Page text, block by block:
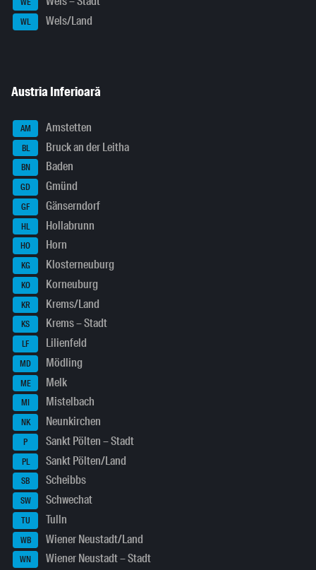
WE
WL Wels/Land
Austria Inferioară
AM Amstetten
BL Bruck an der Leitha
BN Baden
GD Gmünd
GF Gänserndorf
HL Hollabrunn
HO Horn
KG Klosterneuburg
KO Korneuburg
KR Krems/Land
KS Krems – Stadt
LF Lilienfeld
MD Mödling
ME Melk
MI Mistelbach
NK Neunkirchen
P Sankt Pölten – Stadt
PL Sankt Pölten/Land
SB Scheibbs
SW Schwechat
TU Tulln
WB Wiener Neustadt/Land
WN Wiener Neustadt – Stadt